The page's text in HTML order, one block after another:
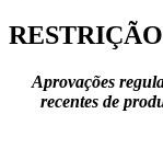
Aprovações
recentes de